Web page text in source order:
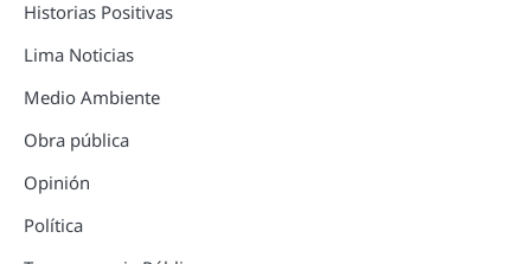
Historias Positivas
Lima Noticias
Medio Ambiente
Obra pública
Opinión
Política